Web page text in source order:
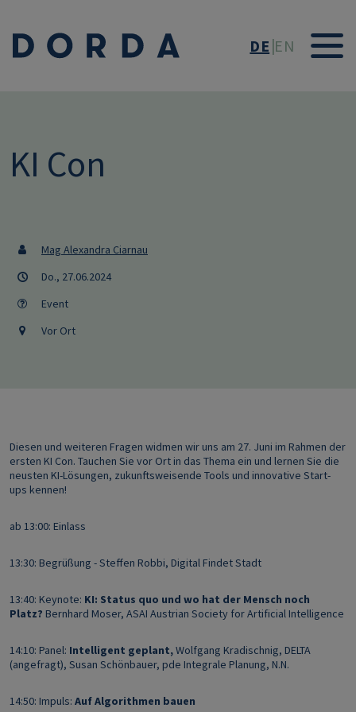
DE EN
KI Con
Mag Alexandra Ciarnau
Do., 27.06.2024
Event
Vor Ort
Diesen und weiteren Fragen widmen wir uns am 27. Juni im Rahmen der
ersten KI Con. Tauchen Sie vor Ort in das Thema ein und lernen Sie die
neusten KI-Lösungen, zukunftsweisende Tools und innovative Start-
ups kennen!
ab 13:00: Einlass
13:30: Begrüßung - Steffen Robbi, Digital Findet Stadt
13:40: Keynote: KI: Status quo und wo hat der Mensch noch
Platz? Bernhard Moser, ASAI Austrian Society for Artificial Intelligence
14:10: Panel: Intelligent geplant,Wolfgang Kradischnig, DELTA
(angefragt), Susan Schönbauer, pde Integrale Planung, N.N.
14:50: Impuls: Auf Algorithmen bauen